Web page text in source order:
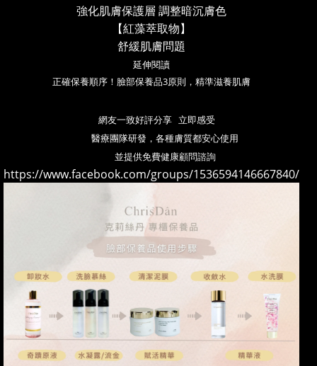
強化肌膚保護層 調整暗沉膚色
【紅藻萃取物】
舒緩肌膚問題
延伸閱讀
正確保養順序！臉部保養品3原則，精準滋養肌膚
網友一致好評分享 立即感受
醫療團隊研發，各種膚質都安心使用
並提供免費健康顧問諮詢
https://www.facebook.com/groups/1536594146667840/